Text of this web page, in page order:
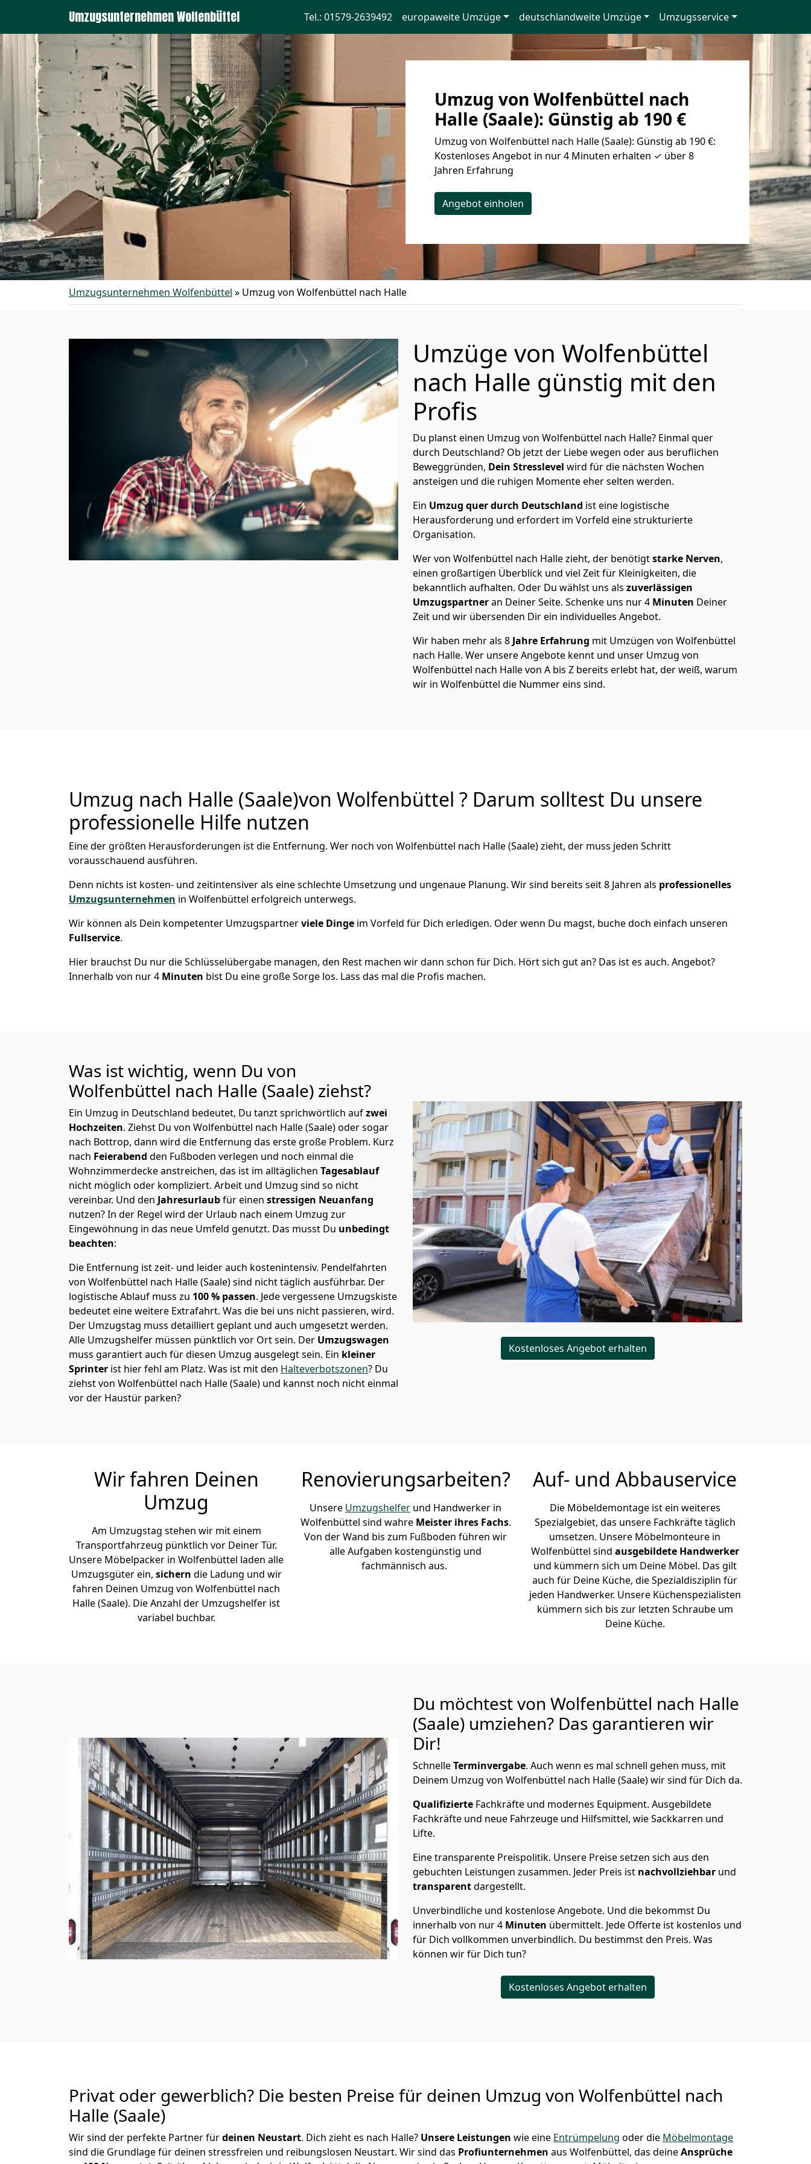
Umzugsunternehmen Wolfenbüttel Tel.: 01579-2639492 europaweite Umzüge deutschlandweite Umzüge Umzugsservice
Umzug von Wolfenbüttel nach
Halle (Saale): Günstig ab 190 €
Umzug von Wolfenbüttel nach Halle (Saale): Günstig ab 190 €:
Kostenloses Angebot in nur 4 Minuten erhalten ✓ über 8
Jahren Erfahrung
Angebot einholen
Umzugsunternehmen Wolfenbüttel » Umzug von Wolfenbüttel nach Halle
Umzüge von Wolfenbüttel
nach Halle günstig mit den
Profis
Du planst einen Umzug von Wolfenbüttel nach Halle? Einmal quer
durch Deutschland? Ob jetzt der Liebe wegen oder aus beruflichen
Beweggründen, Dein Stresslevel wird für die nächsten Wochen
ansteigen und die ruhigen Momente eher selten werden.
Ein Umzug quer durch Deutschland ist eine logistische
Herausforderung und erfordert im Vorfeld eine strukturierte
Organisation.
Wer von Wolfenbüttel nach Halle zieht, der benötigtstarke Nerven,
einen großartigen Überblick und viel Zeit für Kleinigkeiten, die
bekanntlich aufhalten. Oder Du wählst uns als zuverlässigen
Umzugspartneran Deiner Seite. Schenke uns nur4 Minuten Deiner
Zeit und wir übersenden Dir ein individuelles Angebot.
Wir haben mehr als 8 Jahre Erfahrung mit Umzügen von Wolfenbüttel
nach Halle. Wer unsere Angebote kennt und unser Umzug von
Wolfenbüttel nach Halle von A bis Z bereits erlebt hat, der weiß, warum
wir in Wolfenbüttel die Nummer eins sind.
Umzug nach Halle (Saale)von Wolfenbüttel ? Darum solltest Du unsere
professionelle Hilfe nutzen
Eine der größten Herausforderungen ist die Entfernung. Wer noch von Wolfenbüttel nach Halle (Saale) zieht, der muss jeden Schritt
vorausschauend ausführen.
Denn nichts ist kosten- und zeitintensiver als eine schlechte Umsetzung und ungenaue Planung. Wir sind bereits seit 8 Jahren als professionelles
Umzugsunternehmen in Wolfenbüttel erfolgreich unterwegs.
Wir können als Dein kompetenter Umzugspartnerviele Dinge im Vorfeld für Dich erledigen. Oder wenn Du magst, buche doch einfach unseren
Fullservice.
Hier brauchst Du nur die Schlüsselübergabe managen, den Rest machen wir dann schon für Dich. Hört sich gut an? Das ist es auch. Angebot?
Innerhalb von nur 4 Minuten bist Du eine große Sorge los. Lass das mal die Profis machen.
Was ist wichtig, wenn Du von
Wolfenbüttel nach Halle (Saale) ziehst?
Ein Umzug in Deutschland bedeutet, Du tanzt sprichwörtlich aufzwei
Hochzeiten. Ziehst Du von Wolfenbüttel nach Halle (Saale) oder sogar
nach Bottrop, dann wird die Entfernung das erste große Problem. Kurz
nach Feierabend den Fußboden verlegen und noch einmal die
Wohnzimmerdecke anstreichen, das ist im alltäglichen Tagesablauf
nicht möglich oder kompliziert. Arbeit und Umzug sind so nicht
vereinbar. Und den Jahresurlaubfür einen stressigen Neuanfang
nutzen? In der Regel wird der Urlaub nach einem Umzug zur
Eingewöhnung in das neue Umfeld genutzt. Das musst Du unbedingt
beachten:
Die Entfernung ist zeit- und leider auch kostenintensiv. Pendelfahrten
von Wolfenbüttel nach Halle (Saale) sind nicht täglich ausführbar. Der
logistische Ablauf muss zu 100 % passen. Jede vergessene Umzugskiste
bedeutet eine weitere Extrafahrt. Was die bei uns nicht passieren, wird.
Der Umzugstag muss detailliert geplant und auch umgesetzt werden.
Alle Umzugshelfer müssen pünktlich vor Ort sein. Der Umzugswagen
muss garantiert auch für diesen Umzug ausgelegt sein. Ein kleiner
Sprinter ist hier fehl am Platz. Was ist mit den Halteverbotszonen? Du
ziehst von Wolfenbüttel nach Halle (Saale) und kannst noch nicht einmal
vor der Haustür parken?
Kostenloses Angebot erhalten
Wir fahren Deinen
Umzug
Am Umzugstag stehen wir mit einem
Transportfahrzeug pünktlich vor Deiner Tür.
Unsere Möbelpacker in Wolfenbüttel laden alle
Umzugsgüter ein, sichern die Ladung und wir
fahren Deinen Umzug von Wolfenbüttel nach
Halle (Saale). Die Anzahl der Umzugshelfer ist
variabel buchbar.
Renovierungsarbeiten?
Unsere Umzugshelfer und Handwerker in
Wolfenbüttel sind wahre Meister ihres Fachs.
Von der Wand bis zum Fußboden führen wir
alle Aufgaben kostengünstig und
fachmännisch aus.
Auf- und Abbauservice
Die Möbeldemontage ist ein weiteres
Spezialgebiet, das unsere Fachkräfte täglich
umsetzen. Unsere Möbelmonteure in
Wolfenbüttel sind ausgebildete Handwerker
und kümmern sich um Deine Möbel. Das gilt
auch für Deine Küche, die Spezialdisziplin für
jeden Handwerker. Unsere Küchenspezialisten
kümmern sich bis zur letzten Schraube um
Deine Küche.
Du möchtest von Wolfenbüttel nach Halle
(Saale) umziehen? Das garantieren wir
Dir!
SchnelleTerminvergabe. Auch wenn es mal schnell gehen muss, mit
Deinem Umzug von Wolfenbüttel nach Halle (Saale) wir sind für Dich da.
Qualifizierte Fachkräfte und modernes Equipment. Ausgebildete
Fachkräfte und neue Fahrzeuge und Hilfsmittel, wie Sackkarren und
Lifte.
Eine transparente Preispolitik. Unsere Preise setzen sich aus den
gebuchten Leistungen zusammen. Jeder Preis ist nachvollziehbar und
transparentdargestellt.
Unverbindliche und kostenlose Angebote. Und die bekommst Du
innerhalb von nur4 Minuten übermittelt. Jede Offerte ist kostenlos und
für Dich vollkommen unverbindlich. Du bestimmst den Preis. Was
können wir für Dich tun?
Kostenloses Angebot erhalten
Privat oder gewerblich? Die besten Preise für deinen Umzug von Wolfenbüttel nach
Halle (Saale)
Wir sind der perfekte Partner fürdeinen Neustart. Dich zieht es nach Halle? Unsere Leistungen wie eine Entrümpelung oder die Möbelmontage
sind die Grundlage für deinen stressfreien und reibungslosen Neustart. Wir sind das Profiunternehmen aus Wolfenbüttel, das deineAnsprüche